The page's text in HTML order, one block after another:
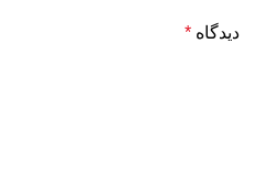
دیدگاه *